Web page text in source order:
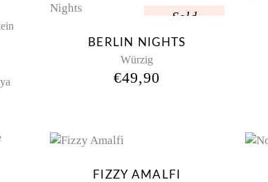
Sold
BERLIN NIGHTS
Würzig
€49,90
FIZZY AMALFI